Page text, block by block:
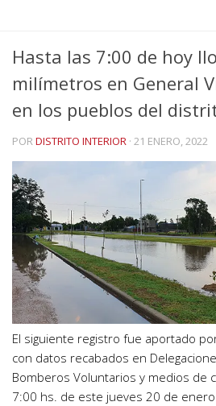
Hasta las 7:00 de hoy
milímetros en General
en los pueblos del
PORDISTRITO INTERIOR · 21 ENERO, 2022
El siguiente registro fue aportado
con datos recabados en
Bomberos Voluntarios y medios de
7:00 hs. de este jueves 20 de